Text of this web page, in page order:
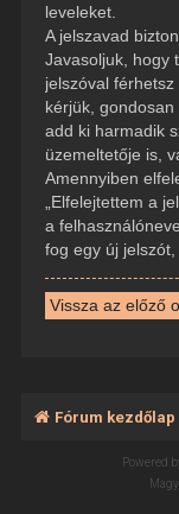
leveleket.
A jelszavad
Javasoljuk, hogy
jelszóval
kérjük,
add ki harmadik
üzemeltetője is,
Amennyiben
„Elfelejtettem a
a
fog egy új
Vissza az előző
Fórum kezdőlap
Powered